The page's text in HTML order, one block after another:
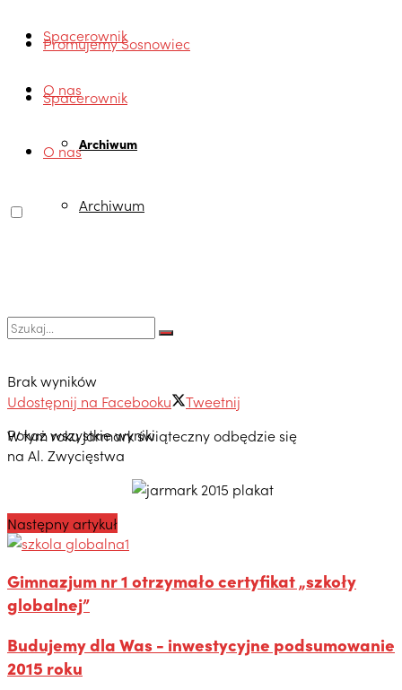
Spacerownik
O nas
Archiwum
Promujemy Sosnowiec
Spacerownik
O nas
Archiwum
Brak wyników
Pokaż wszystkie wyniki
Udostępnij na Facebooku
Tweetnij
W tym roku Jarmark świąteczny odbędzie się
na Al. Zwycięstwa
Następny artykuł
Gimnazjum nr 1 otrzymało certyfikat „szkoły
globalnej”
Budujemy dla Was - inwestycyjne podsumowanie
2015 roku